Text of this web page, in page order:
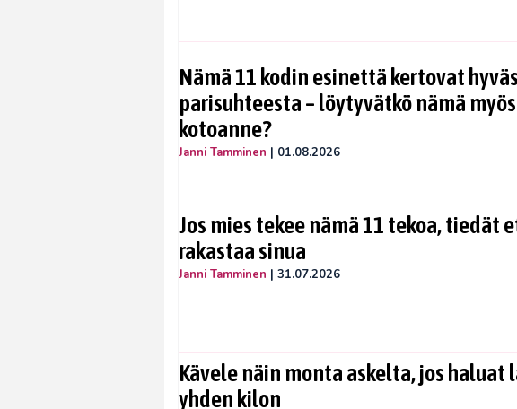
Nämä 11 kodin esinettä kertovat
parisuhteesta – löytyvätkö nämä
kotoanne?
Janni Tamminen | 01.08.2026
Jos mies tekee nämä 11 tekoa, tiedät
rakastaa sinua
Janni Tamminen | 31.07.2026
Kävele näin monta askelta, jos haluat
yhden kilon